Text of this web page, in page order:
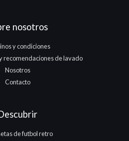
nosotros
y condiciones
recomendaciones de lavado
Nosotros
Contacto
de futbol retro